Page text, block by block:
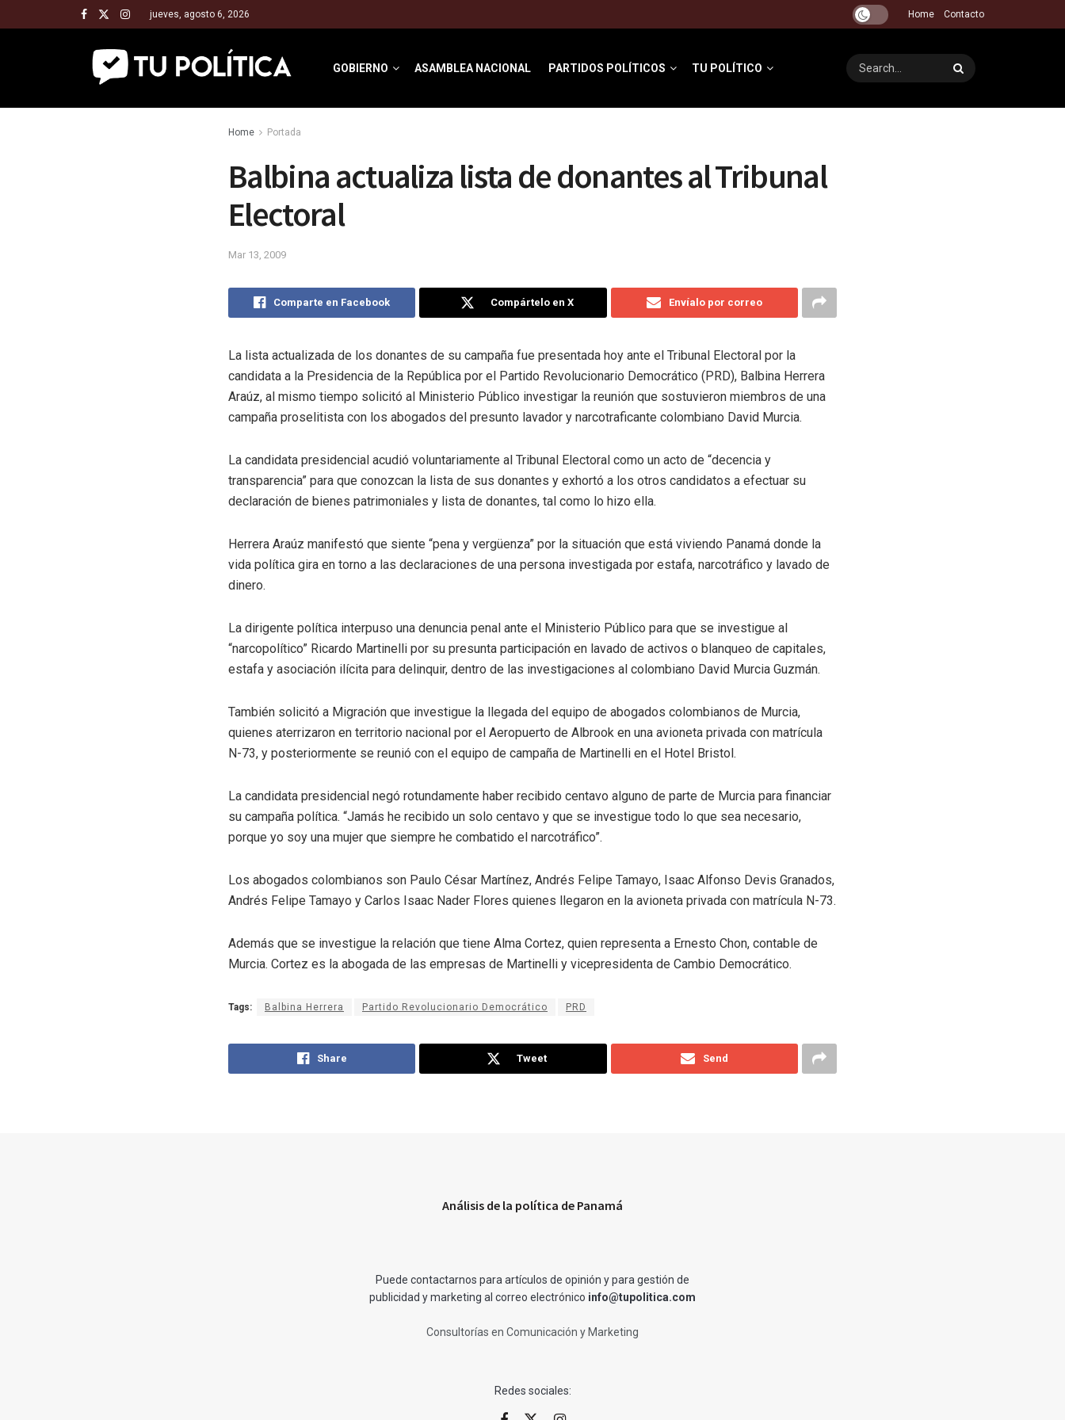
jueves, agosto 6, 2026 Home Contacto
GOBIERNO ASAMBLEA NACIONAL PARTIDOS POLÍTICOS TU POLÍTICO
Home Portada
Balbina actualiza lista de donantes al Tribunal
Electoral
Mar 13, 2009
Comparte en Facebook Compártelo en X Envíalo por correo
La lista actualizada de los donantes de su campaña fue presentada hoy ante el Tribunal Electoral por la
candidata a la Presidencia de la República por el Partido Revolucionario Democrático (PRD), Balbina Herrera
Araúz, al mismo tiempo solicitó al Ministerio Público investigar la reunión que sostuvieron miembros de una
campaña proselitista con los abogados del presunto lavador y narcotraficante colombiano David Murcia.
La candidata presidencial acudió voluntariamente al Tribunal Electoral como un acto de “decencia y
transparencia” para que conozcan la lista de sus donantes y exhortó a los otros candidatos a efectuar su
declaración de bienes patrimoniales y lista de donantes, tal como lo hizo ella.
Herrera Araúz manifestó que siente “pena y vergüenza” por la situación que está viviendo Panamá donde la
vida política gira en torno a las declaraciones de una persona investigada por estafa, narcotráfico y lavado de
dinero.
La dirigente política interpuso una denuncia penal ante el Ministerio Público para que se investigue al
“narcopolítico” Ricardo Martinelli por su presunta participación en lavado de activos o blanqueo de capitales,
estafa y asociación ilícita para delinquir, dentro de las investigaciones al colombiano David Murcia Guzmán.
También solicitó a Migración que investigue la llegada del equipo de abogados colombianos de Murcia,
quienes aterrizaron en territorio nacional por el Aeropuerto de Albrook en una avioneta privada con matrícula
N-73, y posteriormente se reunió con el equipo de campaña de Martinelli en el Hotel Bristol.
La candidata presidencial negó rotundamente haber recibido centavo alguno de parte de Murcia para financiar
su campaña política. “Jamás he recibido un solo centavo y que se investigue todo lo que sea necesario,
porque yo soy una mujer que siempre he combatido el narcotráfico”.
Los abogados colombianos son Paulo César Martínez, Andrés Felipe Tamayo, Isaac Alfonso Devis Granados,
Andrés Felipe Tamayo y Carlos Isaac Nader Flores quienes llegaron en la avioneta privada con matrícula N-73.
Además que se investigue la relación que tiene Alma Cortez, quien representa a Ernesto Chon, contable de
Murcia. Cortez es la abogada de las empresas de Martinelli y vicepresidenta de Cambio Democrático.
Tags: Balbina Herrera Partido Revolucionario Democrático PRD
Share Tweet Send
Análisis de la política de Panamá
Puede contactarnos para artículos de opinión y para gestión de
publicidad y marketing al correo electrónico info@tupolitica.com
Consultorías en Comunicación y Marketing
Redes sociales: